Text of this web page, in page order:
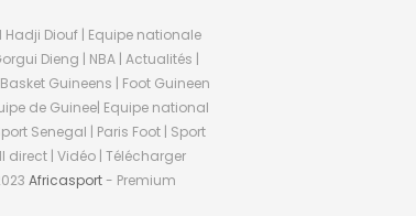
Diouf | Equipe nationale
Dieng | NBA | Actualités |
Guineens | Foot Guineen
de Guinee| Equipe national
Senegal | Paris Foot | Sport
direct | Vidéo | Télécharger
Africasport- Premium